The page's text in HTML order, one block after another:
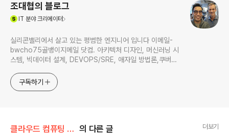
조대협의 블로그
IT 분야 크리에이터
실리콘밸리에서 살고 있는 평범한 엔지니어 입니다 이메일-
bwcho75골뱅이지메일 닷컴. 아키텍처 디자인, 머신러닝 시
스템, 빅데이터 설계, DEVOPS/SRE, 애자일 방법론,쿠버네
한 기술 멘토링과 강의 진행합니다. Linkedin :
https://www.linkedin.com/in/terrycho75/
구독하기
클라우드 컴퓨팅 & NoSQL 의 다른 글 더보기